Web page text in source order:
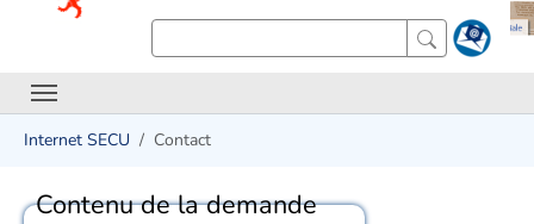
Internet SECU Contact
Contenu de la demande